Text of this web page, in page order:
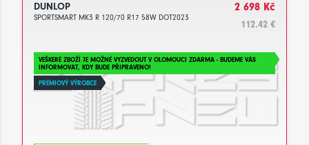
DUNLOP
SPORTSMART MK3 R 120/70 R17 58W DOT2023
2 698 Kč
112.42 €
VEŠKERÉ ZBOŽÍ JE MOŽNÉ VYZVEDOUT V OLOMOUCI ZDARMA - BUDEME VÁS
INFORMOVAT, KDY BUDE PŘIPRAVENO!
PRÉMIOVÝ VÝROBCE